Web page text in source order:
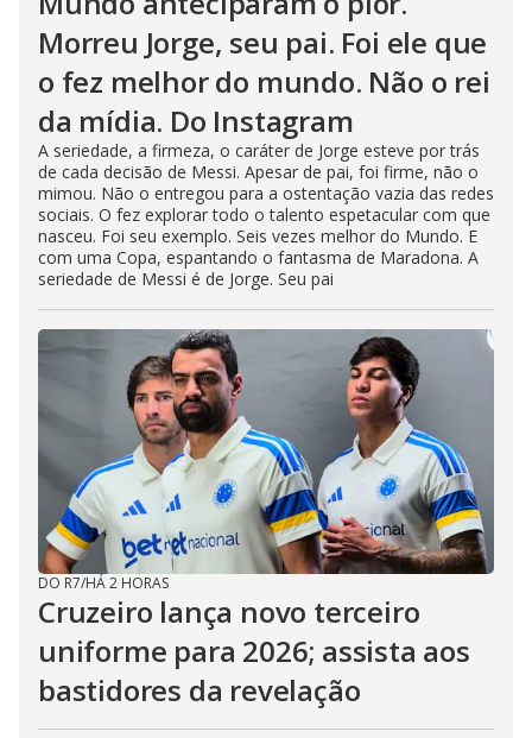
Morreu Jorge, seu pai. Foi ele que
o fez melhor do mundo. Não o rei
da mídia. Do Instagram
A seriedade, a firmeza, o caráter de Jorge esteve por trás
de cada decisão de Messi. Apesar de pai, foi firme, não o
mimou. Não o entregou para a ostentação vazia das redes
sociais. O fez explorar todo o talento espetacular com que
nasceu. Foi seu exemplo. Seis vezes melhor do Mundo. E
com uma Copa, espantando o fantasma de Maradona. A
seriedade de Messi é de Jorge. Seu pai
DO R7/HÁ 2 HORAS
Cruzeiro lança novo terceiro
uniforme para 2026; assista aos
bastidores da revelação